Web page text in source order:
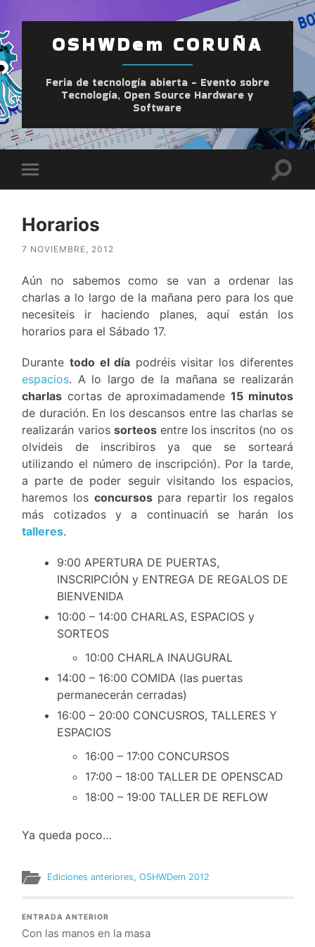
OSHWDem CORUÑA
Feria de tecnología abierta - Evento sobre
Tecnología, Open Source Hardware y
Software
el
móvil
Horarios
7 NOVIEMBRE, 2012
Aún no sabemos como se van a ordenar las
charlas a lo largo de la mañana pero para los que
necesiteis ir haciendo planes, aquí están los
horarios para el Sábado 17.
Durante todo el día podréis visitar los diferentes
espacios. A lo largo de la mañana se realizarán
charlas cortas de aproximadamende 15 minutos
de duración. En los descansos entre las charlas se
realizarán varios sorteosentre los inscritos (no os
olvideis de inscribiros ya que se sorteará
utilizando el número de inscripción). Por la tarde,
a parte de poder seguir visitando los espacios,
haremos los concursospara repartir los regalos
más cotizados y a continuaciń se harán los
talleres.
9:00 APERTURA DE PUERTAS,
INSCRIPCIÓN y ENTREGA DE REGALOS DE
BIENVENIDA
10:00 – 14:00 CHARLAS, ESPACIOS y
SORTEOS
10:00 CHARLA INAUGURAL
14:00 – 16:00 COMIDA (las puertas
permanecerán cerradas)
16:00 – 20:00 CONCUSROS, TALLERES Y
ESPACIOS
16:00 – 17:00 CONCURSOS
17:00 – 18:00 TALLER DE OPENSCAD
18:00 – 19:00 TALLER DE REFLOW
Ya queda poco…
Ediciones anteriores ,OSHWDem 2012
ENTRADA ANTERIOR
Con las manos en la masa